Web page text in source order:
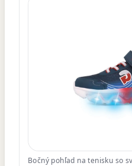
Bočný pohľad na tenisku so